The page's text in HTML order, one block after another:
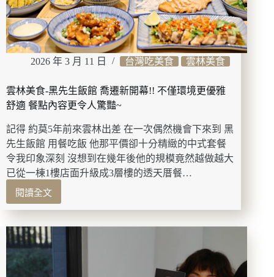
的
正
宗
港
式
心
手
品
嚐
一
份
賦
予
靈
的
招
牌
燒
2026 年 3 月 11 日 台灣吃美食 雲林美食
雲林美食-黑先生飯館 喬遷新開幕!! 不僅環境更優雅
舒適 餐點內容更令人驚豔~
記得 約莫5年前來雲林出差 在一次偶然機會下來到 黑
先生飯館 用餐吃飯 他那平價卻十分精緻的中式套餐
令我印象深刻 沒想到在幾年後他的規模竟然越做越大
已從一棟1樓店面升級成3層樓的透天厝餐…
閱讀全文
雲
林
食-
黑
先